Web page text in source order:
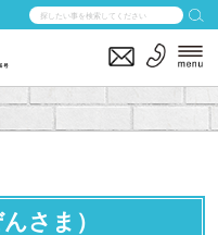
さま）